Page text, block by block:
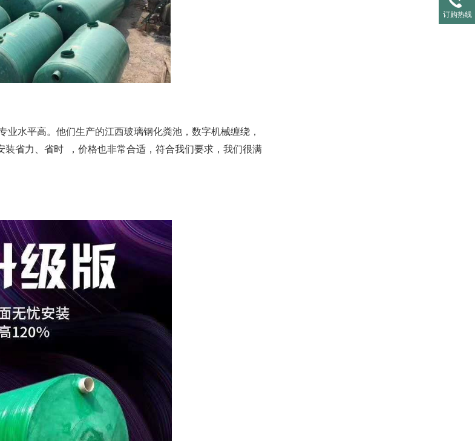
水平高。他们生产的江西玻璃钢化粪池，数字机械缠绕，
装省力、省时
，价格也非常合适，符合我们要求，我们很满
订购热线